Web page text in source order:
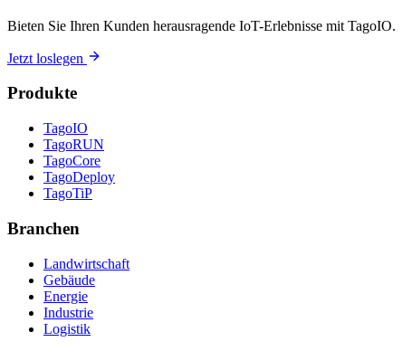
Bieten Sie Ihren Kunden herausragende IoT-Erlebnisse mit TagoIO.
Jetzt loslegen
Produkte
TagoIO
TagoRUN
TagoCore
TagoDeploy
TagoTiP
Branchen
Landwirtschaft
Gebäude
Energie
Industrie
Logistik